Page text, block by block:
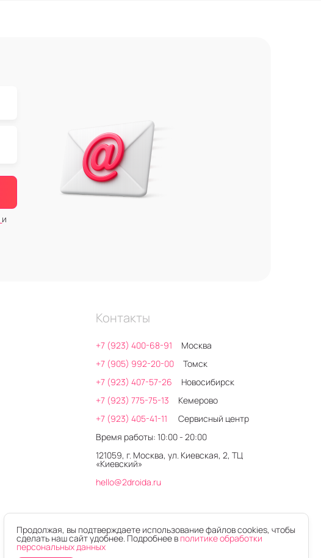
и
Контакты
+7 (923) 400-68-91
Москва
+7 (905) 992-20-00
Томск
+7 (923) 407-57-26
Новосибирск
+7 (923) 775-75-13
Кемерово
+7 (923) 405-41-11
Сервисный центр
Время работы: 10:00 - 20:00
121059, г. Москва, ул. Киевская, 2, ТЦ
«Киевский»
hello@2droida.ru
Продолжая, вы подтверждаете использование файлов cookies, чтобы
сделать наш сайт удобнее. Подробнее в политике обработки
персональных данных